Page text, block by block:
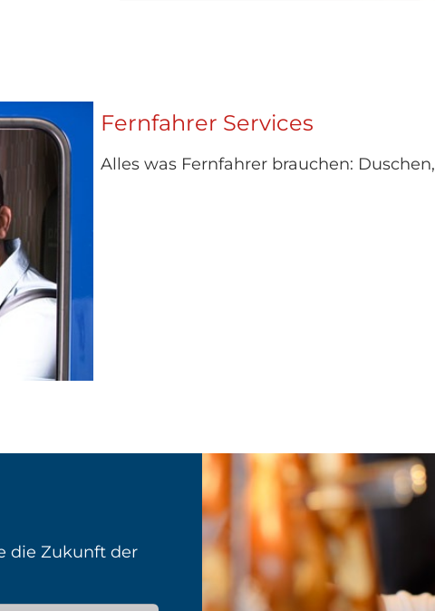
Fernfahrer Services
Alles was Fernfahrer brauchen:
die Zukunft der